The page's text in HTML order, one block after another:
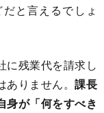
と言えるでしょ
に残業代を請求し
ありません。課長
身が「何をすべき